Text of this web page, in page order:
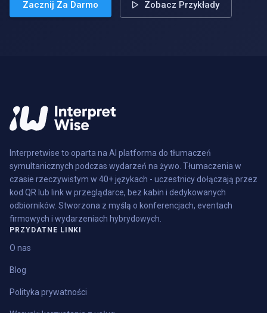
Zacznij Za Darmo Zobacz Przykłady
Interpretwise to oparta na AI platforma do tłumaczeń
symultanicznych podczas wydarzeń na żywo. Tłumaczenia w
czasie rzeczywistym w 40+ językach - uczestnicy dołączają przez
kod QR lub link w przeglądarce, bez kabin i dedykowanych
odbiorników. Stworzona z myślą o konferencjach, eventach
firmowych i wydarzeniach hybrydowych.
PRZYDATNE LINKI
O nas
Blog
Polityka prywatności